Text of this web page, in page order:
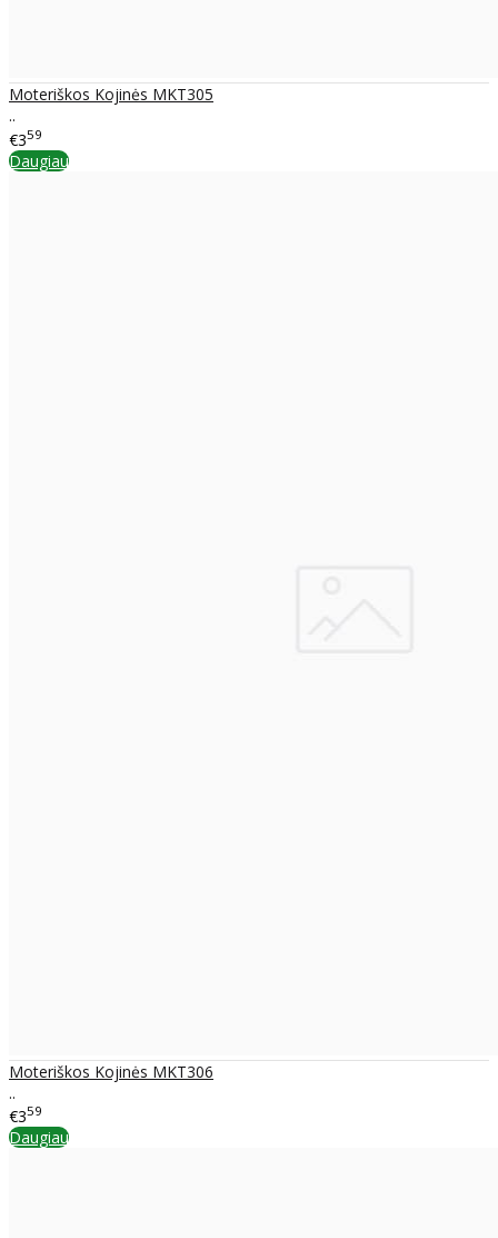
Moteriškos Kojinės MKT305
..
€359
Daugiau
Moteriškos Kojinės MKT306
..
€359
Daugiau